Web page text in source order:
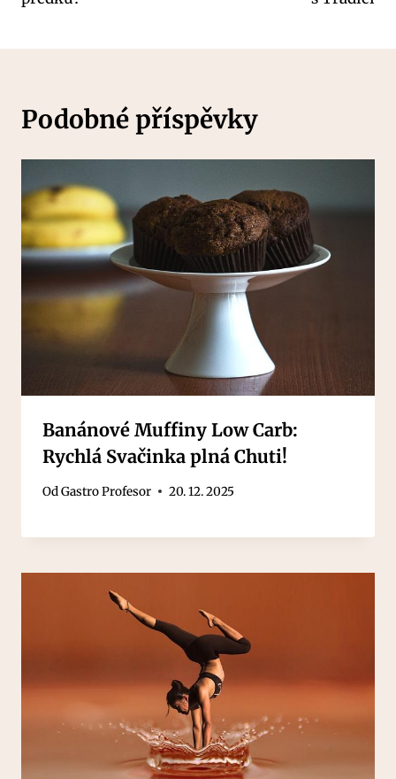
Podobné příspěvky
Banánové Muffiny Low Carb:
Rychlá Svačinka plná Chuti!
OdGastro Profesor 20. 12. 2025